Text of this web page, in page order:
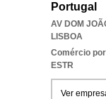
Portugal
AV DOM
LISBOA
Comércio
ESTR
Ver